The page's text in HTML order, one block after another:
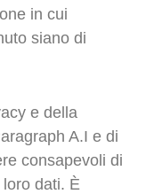
in cui
siano di
e della
A.I e di
consapevoli di
dati. È